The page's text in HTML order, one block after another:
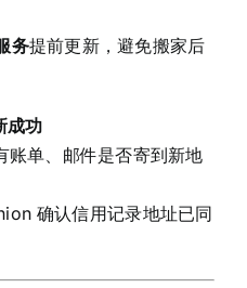
务提前更新，避免搬家后
成功
单、邮件是否寄到新地
确认信用记录地址已同